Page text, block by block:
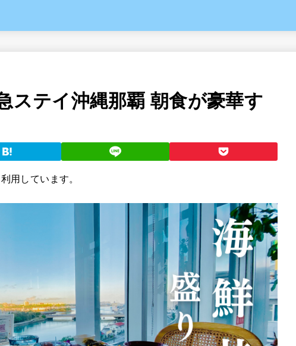
ステイ沖縄那覇 朝食が豪華す
用しています。